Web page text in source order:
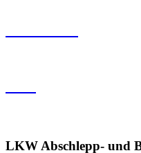
LKW Abschlepp- und